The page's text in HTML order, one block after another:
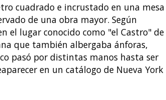
cuadrado e incrustado en una mesa
de una obra mayor. Según
el lugar conocido como "el Castro" de
que también albergaba ánforas,
pasó por distintas manos hasta ser
en un catálogo de Nueva York